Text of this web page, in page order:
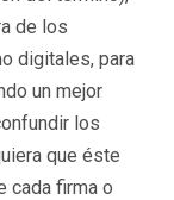
de los
digitales, para
un mejor
los
que éste
cada firma o